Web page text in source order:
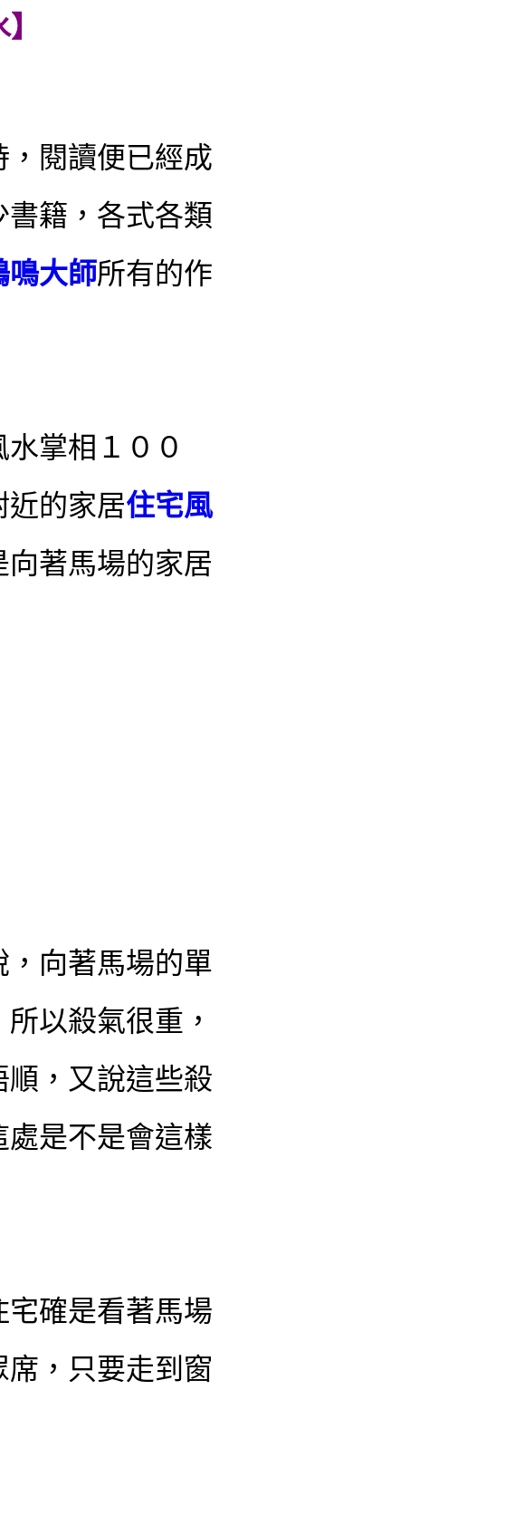
閱讀便已經成
籍，各式各類
鳴大師所有的作
掌相１００
近的家居住宅風
著馬場的家居
向著馬場的單
以殺氣很重，
順，又說這些殺
是不是會這樣
確是看著馬場
，只要走到窗